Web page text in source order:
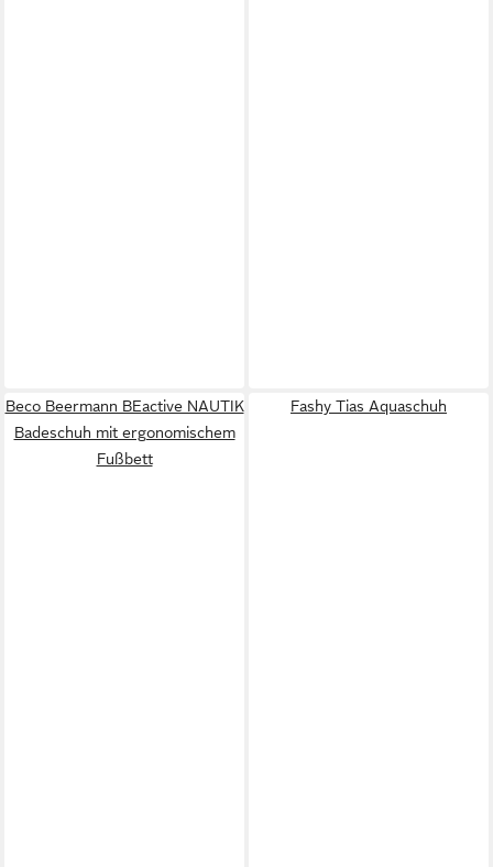
Beco Beermann BEactive NAUTIK
Badeschuh mit ergonomischem
Fußbett
Fashy Tias Aquaschuh